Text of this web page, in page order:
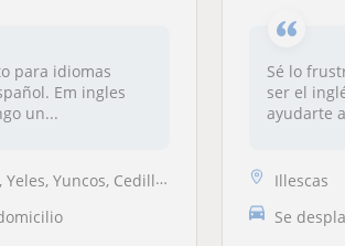
para idiomas
Em ingles
un...
Cedillo del Condado, Carranque
Sé lo
ser el
ayudarte
Illescas
Se